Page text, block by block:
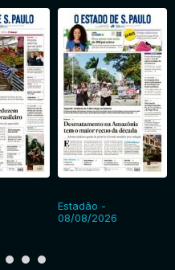
Estadão -
08/08/2026